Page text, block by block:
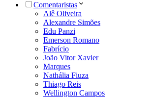
Comentaristas
Alê Oliveira
Alexandre Simões
Edu Panzi
Emerson Romano
Fabrício
João Vitor Xavier
Marques
Nathália Fiuza
Thiago Reis
Wellington Campos